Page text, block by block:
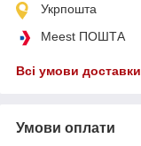
Укрпошта
Meest ПОШТА
Всі умови доставки
Умови оплати